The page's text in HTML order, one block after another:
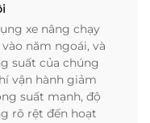
xe nâng chạy
năm ngoái, và
suất của chúng
vận hành giảm
suất mạnh, độ
rõ rệt đến hoạt